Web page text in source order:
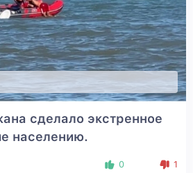
сделало экстренное
населению.
0 1